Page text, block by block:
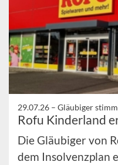
29.07.26 – Gläubiger
Rofu Kinderland
Die Gläubiger von
dem Insolvenzplan